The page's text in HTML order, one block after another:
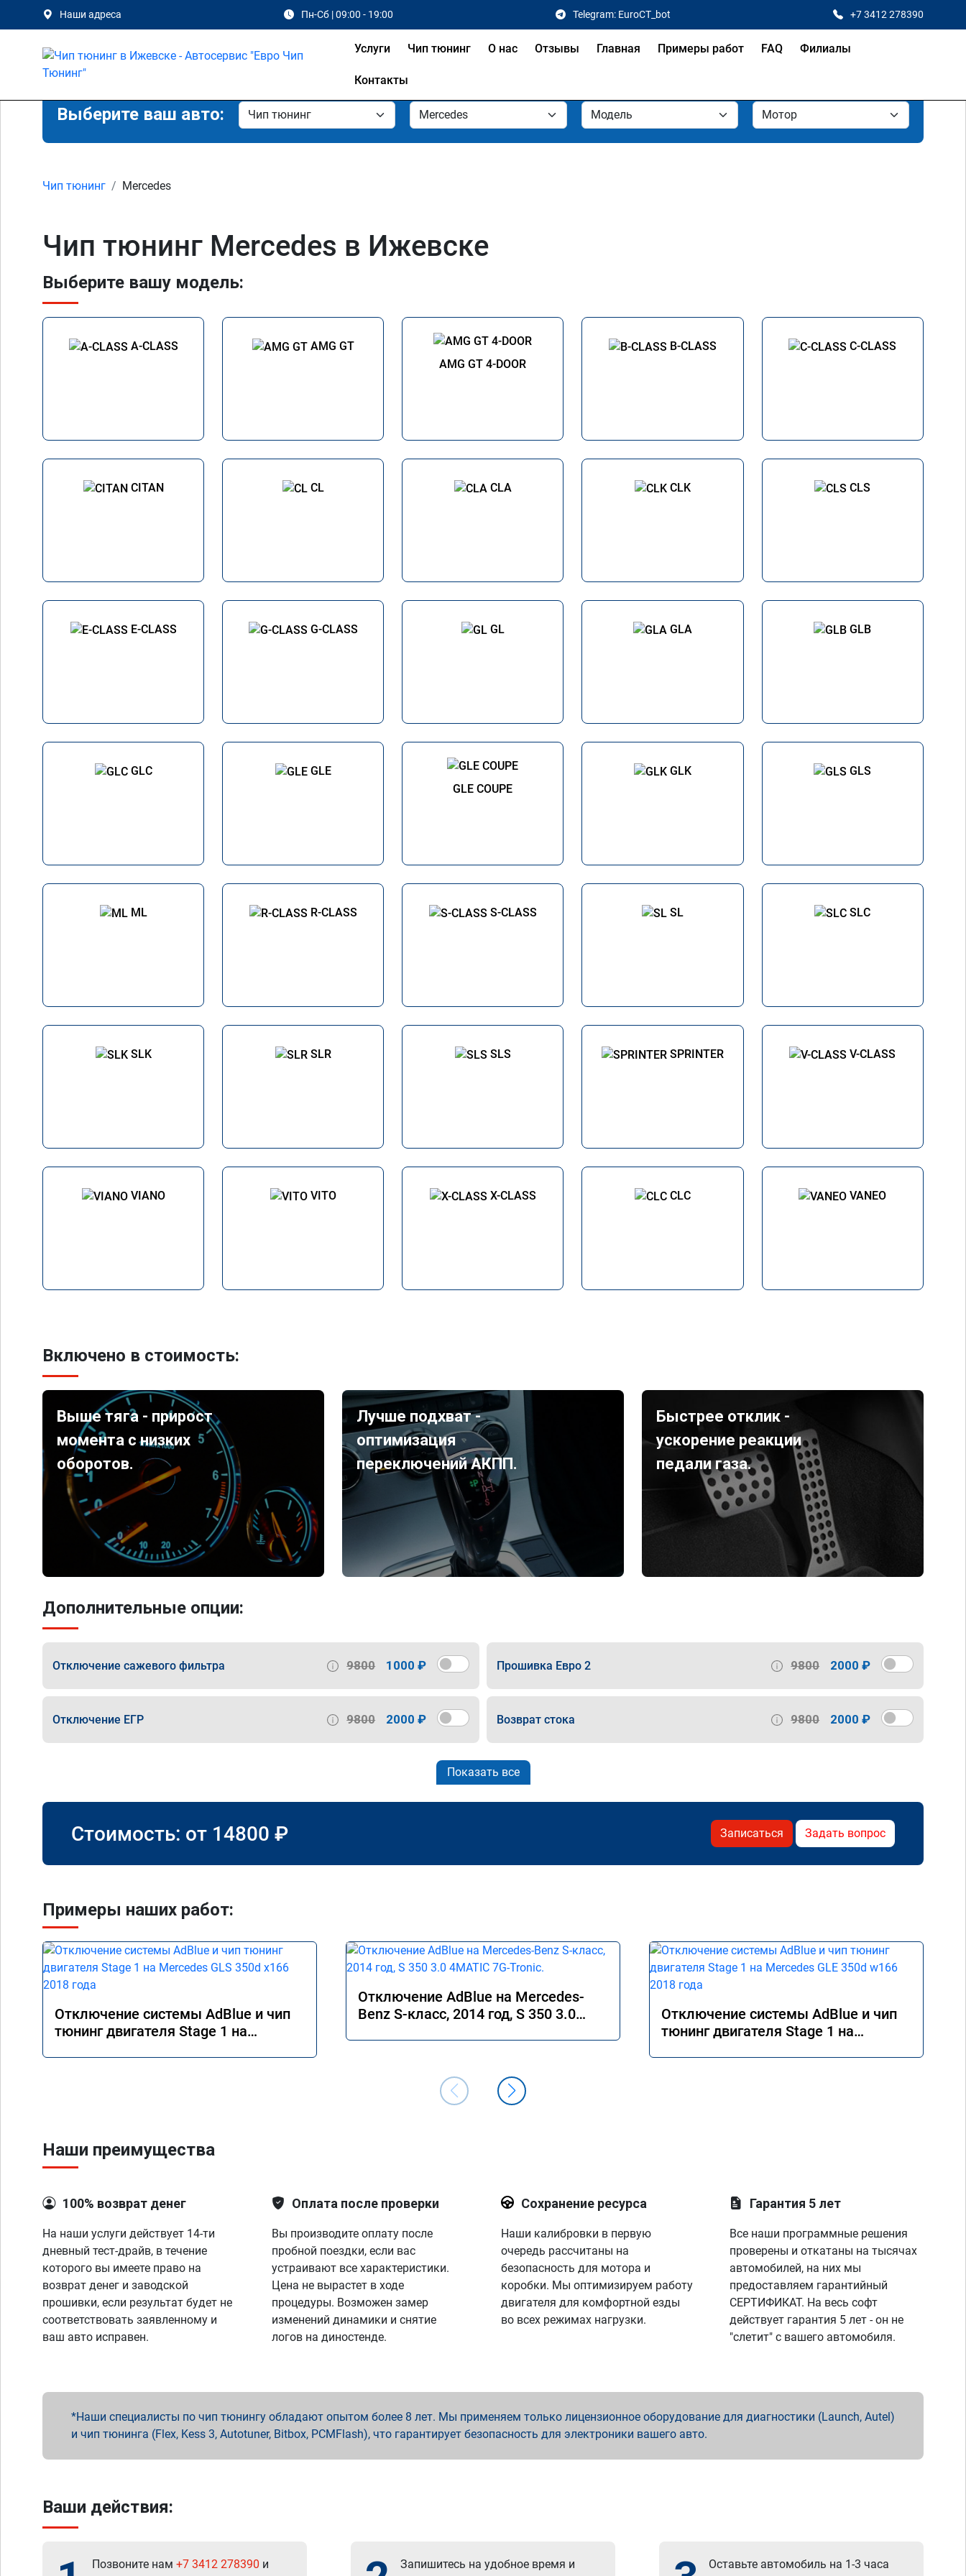
Наши адреса Пн-Сб | 09:00 - 19:00 Telegram: EuroCT_bot +7 3412 278390
Услуги Чип тюнинг О нас Отзывы Главная Примеры работ FAQ Филиалы
Контакты
Выберите ваш авто:
Чип тюнинг Mercedes
Чип тюнинг Mercedes в Ижевске
Выберите вашу модель:
A-CLASS
AMG GT
AMG GT 4-DOOR
B-CLASS C-CLASS
CITAN CL CLA CLK CLS
E-CLASS G-CLASS GL GLA GLB
GLC
GLE
GLE COUPE
GLK GLS
ML R-CLASS S-CLASS SL SLC
SLK SLR SLS SPRINTER V-CLASS
VIANO VITO X-CLASS CLC VANEO
Включено в стоимость:
Выше тяга - прирост
момента с низких
оборотов.
Лучше подхват -
оптимизация
переключений АКПП.
Быстрее отклик -
ускорение реакции
педали газа.
Дополнительные опции:
Отключение сажевого фильтра 9800 1000 ₽ Прошивка Евро 2 9800 2000 ₽
Отключение ЕГР 9800 2000 ₽ Возврат стока 9800 2000 ₽
Показать все
Стоимость: от 14800 ₽ Записаться Задать вопрос
Примеры наших работ:
Отключение системы AdBlue и чип
тюнинг двигателя Stage 1 на
Отключение AdBlue на Mercedes-
Benz S-класс, 2014 год, S 350 3.0
Отключение системы AdBlue и чип
тюнинг двигателя Stage 1 на
Наши преимущества
100% возврат денег
На наши услуги действует 14-ти
дневный тест-драйв, в течение
которого вы имеете право на
возврат денег и заводской
прошивки, если результат будет не
соответствовать заявленному и
ваш авто исправен.
Оплата после проверки
Вы производите оплату после
пробной поездки, если вас
устраивают все характеристики.
Цена не вырастет в ходе
процедуры. Возможен замер
изменений динамики и снятие
логов на диностенде.
Сохранение ресурса
Наши калибровки в первую
очередь рассчитаны на
безопасность для мотора и
коробки. Мы оптимизируем работу
двигателя для комфортной езды
во всех режимах нагрузки.
Гарантия 5 лет
Все наши программные решения
проверены и откатаны на тысячах
автомобилей, на них мы
предоставляем гарантийный
СЕРТИФИКАТ. На весь софт
действует гарантия 5 лет - он не
"слетит" с вашего автомобиля.
Наши специалисты по чип тюнингу обладают опытом более 8 лет. Мы применяем только лицензионное оборудование для диагностики (Launch, Autel)
и чип тюнинга (Flex, Kess 3, Autotuner, Bitbox, PCMFlash), что гарантирует безопасность для электроники вашего авто.
Ваши действия:
Позвоните нам +7 3412 278390 и
Запишитесь на удобное время и
Оставьте автомобиль на 1-3 часа